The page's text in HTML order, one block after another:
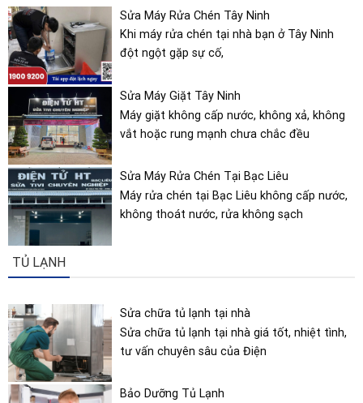
Khi máy rửa chén tại nhà bạn ở Tây Ninh
đột ngột gặp sự cố,
Máy giặt không cấp nước, không xả, không
vắt hoặc rung mạnh chưa chắc đều
Máy rửa chén tại Bạc Liêu không cấp nước,
không thoát nước, rửa không sạch
TỦ LẠNH
Sửa chữa tủ lạnh tại nhà giá tốt, nhiệt tình,
tư vấn chuyên sâu của Điện
Cũng giống như nhiều thiết bị điện dân dụng